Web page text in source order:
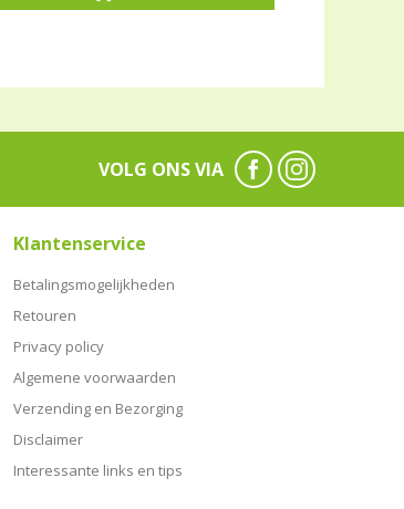
VOLG ONS VIA
Klantenservice
Betalingsmogelijkheden
Retouren
Privacy policy
Algemene voorwaarden
Verzending en Bezorging
Disclaimer
Interessante links en tips